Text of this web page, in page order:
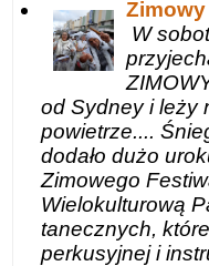
W
od Sydney i leży
powietrze....
dodało dużo
Zimowego
Wielokulturową
tanecznych,
perkusyjnej i